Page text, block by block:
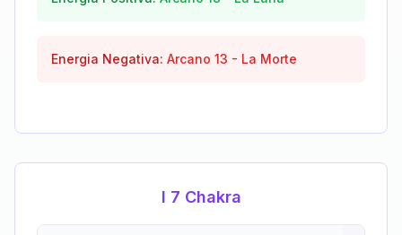
Energia Negativa: Arcano 13 - La Morte
I 7 Chakra